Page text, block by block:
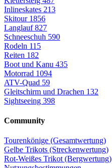
Inlineskates 213
Skitour 1856
Langlauf827
Schneeschuh 590
Rodeln 115
Reiten 182
Boot und Kanu 435
Motorrad 1094
ATV-Quad 59
Gleitschirm und Drachen 132
Sightseeing 398
Community
Tourenkönige (Gesamtwertung)
Gelbe Trikots (Streckenwertung)
Rot-Weißes Trikot (Bergwertung)